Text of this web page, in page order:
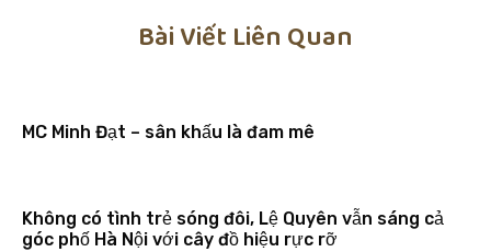
Bài Viết Liên Quan
MC Minh Đạt – sân khấu là đam mê
Không có tình trẻ sóng đôi, Lệ Quyên vẫn sáng cả
góc phố Hà Nội với cây đồ hiệu rực rỡ